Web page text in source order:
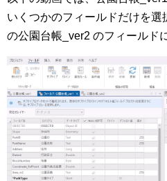
いくつかのフィールドだけを
の公園台帳_ver2 のフィールド